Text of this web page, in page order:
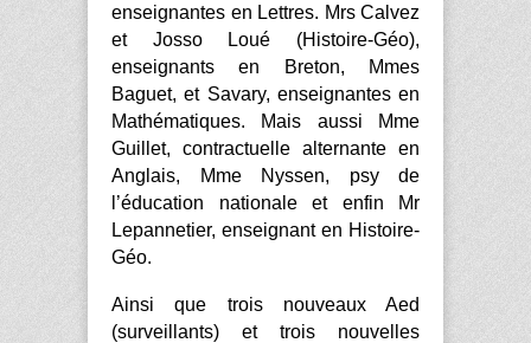
enseignantes en Lettres. Mrs Calvez
et Josso Loué (Histoire-Géo),
enseignants en Breton, Mmes
Baguet, et Savary, enseignantes en
Mathématiques. Mais aussi Mme
Guillet, contractuelle alternante en
Anglais, Mme Nyssen, psy de
l’éducation nationale et enfin Mr
Lepannetier, enseignant en Histoire-
Géo.
Ainsi que trois nouveaux Aed
(surveillants) et trois nouvelles